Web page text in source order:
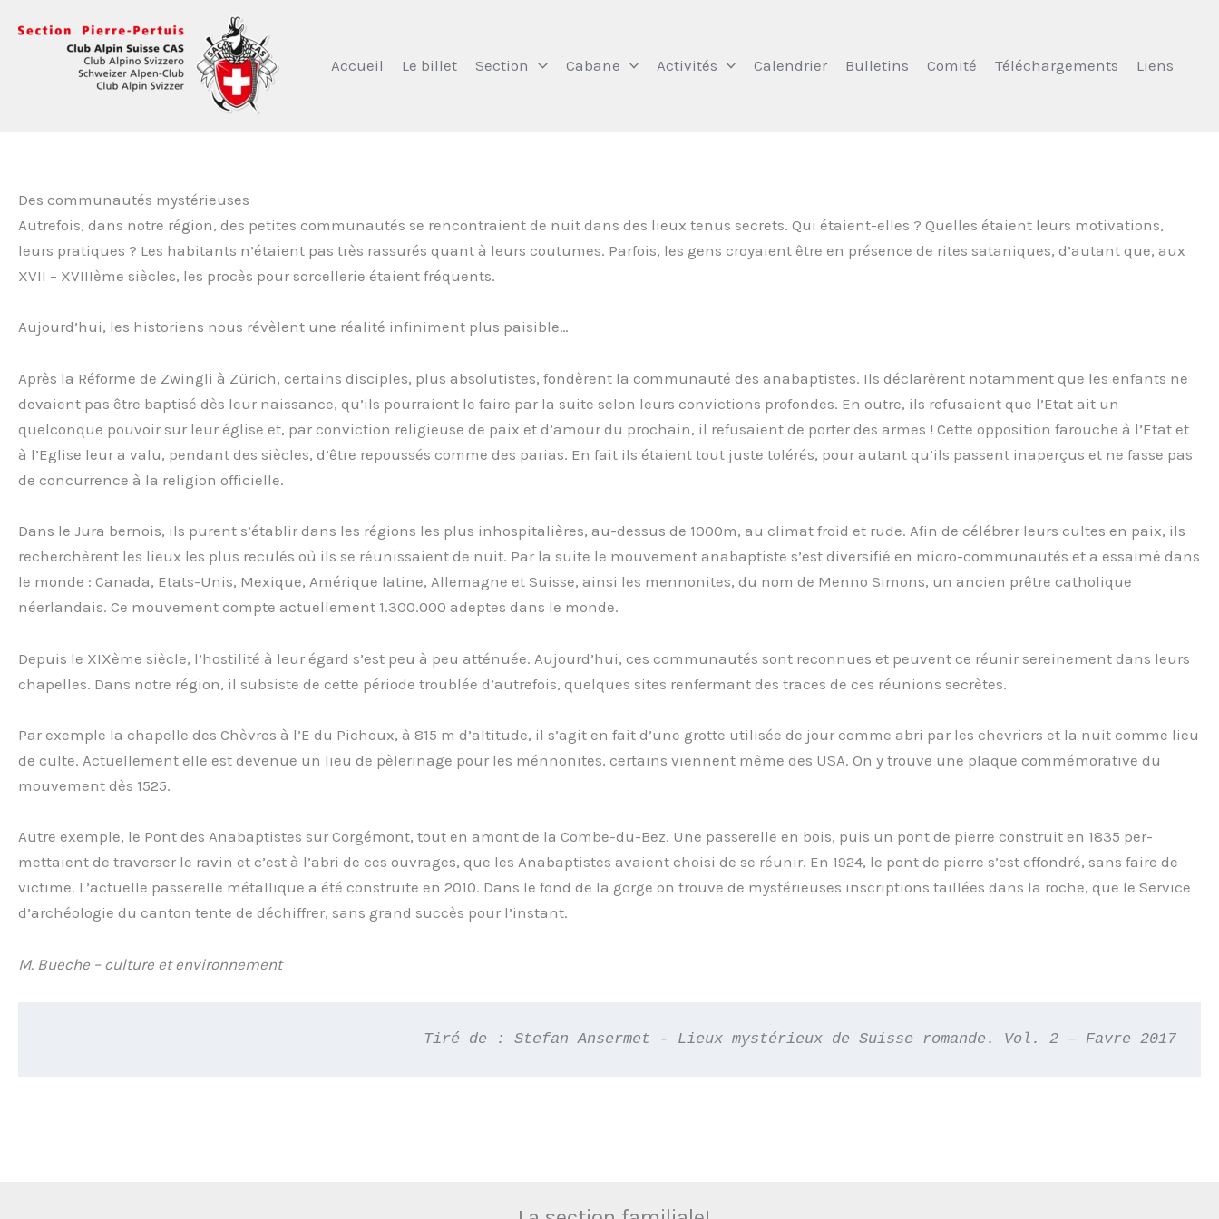
Accueil Le billet Section Cabane Activités Calendrier Bulletins Comité Téléchargements Liens
Des communautés mystérieuses
Autrefois, dans notre région, des petites communautés se rencontraient de nuit dans des lieux tenus secrets. Qui étaient-elles ? Quelles étaient leurs motivations,
leurs pratiques ? Les habitants n’étaient pas très rassurés quant à leurs coutumes. Parfois, les gens croyaient être en présence de rites sataniques, d’autant que, aux
XVII – XVIIIème siècles, les procès pour sorcellerie étaient fréquents.
Aujourd’hui, les historiens nous révèlent une réalité infiniment plus paisible…
Après la Réforme de Zwingli à Zürich, certains disciples, plus absolutistes, fondèrent la communauté des anabaptistes. Ils déclarèrent notamment que les enfants ne
devaient pas être baptisé dès leur naissance, qu’ils pourraient le faire par la suite selon leurs convictions profondes. En outre, ils refusaient que l’Etat ait un
quelconque pouvoir sur leur église et, par conviction religieuse de paix et d’amour du prochain, il refusaient de porter des armes ! Cette opposition farouche à l’Etat et
à l’Eglise leur a valu, pendant des siècles, d’être repoussés comme des parias. En fait ils étaient tout juste tolérés, pour autant qu’ils passent inaperçus et ne fasse pas
de concurrence à la religion officielle.
Dans le Jura bernois, ils purent s’établir dans les régions les plus inhospitalières, au-dessus de 1000m, au climat froid et rude. Afin de célébrer leurs cultes en paix, ils
recherchèrent les lieux les plus reculés où ils se réunissaient de nuit. Par la suite le mouvement anabaptiste s’est diversifié en micro-communautés et a essaimé dans
le monde : Canada, Etats-Unis, Mexique, Amérique latine, Allemagne et Suisse, ainsi les mennonites, du nom de Menno Simons, un ancien prêtre catholique
néerlandais. Ce mouvement compte actuellement 1.300.000 adeptes dans le monde.
Depuis le XIXème siècle, l’hostilité à leur égard s’est peu à peu atténuée. Aujourd’hui, ces communautés sont reconnues et peuvent ce réunir sereinement dans leurs
chapelles. Dans notre région, il subsiste de cette période troublée d’autrefois, quelques sites renfermant des traces de ces réunions secrètes.
Par exemple la chapelle des Chèvres à l’E du Pichoux, à 815 m d’altitude, il s’agit en fait d’une grotte utilisée de jour comme abri par les chevriers et la nuit comme lieu
de culte. Actuellement elle est devenue un lieu de pèlerinage pour les ménnonites, certains viennent même des USA. On y trouve une plaque commémorative du
mouvement dès 1525.
Autre exemple, le Pont des Anabaptistes sur Corgémont, tout en amont de la Combe-du-Bez. Une passerelle en bois, puis un pont de pierre construit en 1835 per-
mettaient de traverser le ravin et c’est à l’abri de ces ouvrages, que les Anabaptistes avaient choisi de se réunir. En 1924, le pont de pierre s’est effondré, sans faire de
victime. L’actuelle passerelle métallique a été construite en 2010. Dans le fond de la gorge on trouve de mystérieuses inscriptions taillées dans la roche, que le Service
d’archéologie du canton tente de déchiffrer, sans grand succès pour l’instant.
M. Bueche – culture et environnement
Tiré de : Stefan Ansermet - Lieux mystérieux de Suisse romande. Vol. 2 – Favre 2017